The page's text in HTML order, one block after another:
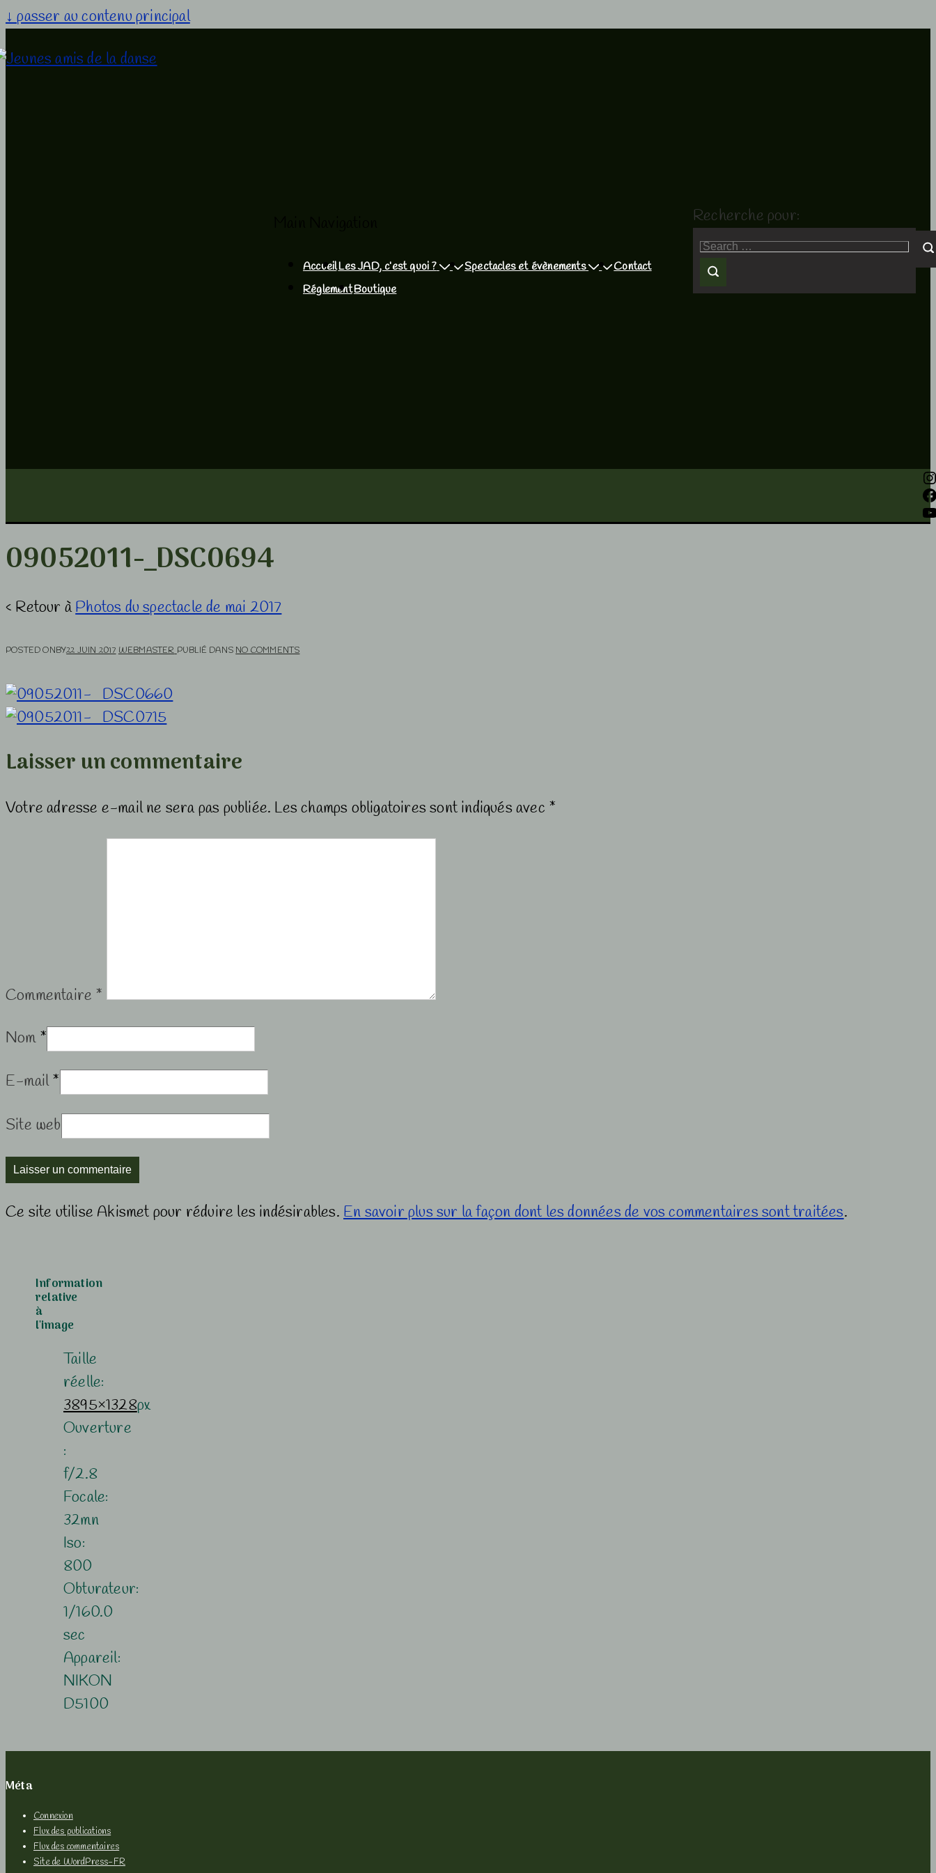
↓ passer au contenu principal
AccueilLes JAD, c’est quoi ? Spectacles et évènements
Contact
RéglementBoutique
Recherche pour:
09052011-_DSC0694
‹ Retour àPhotos du spectacle de mai 2017
POSTED ONBY22 JUIN 2017 WEBMASTER PUBLIÉ DANS NO COMMENTS
Laisser un commentaire
Votre adresse e-mail ne sera pas publiée. Les champs obligatoires sont indiqués avec *
Commentaire *
Nom *
E-mail*
Site web
Ce site utilise Akismet pour réduire les indésirables.En savoir plus sur la façon dont les données de vos commentaires sont traitées.
Information
relative
à
l'image
Taille
réelle:
3895×1328px
Ouverture
:
f/2.8
Focale:
32mn
Iso:
800
Obturateur:
1/160.0
sec
Appareil:
NIKON
D5100
Méta
Connexion
Flux des publications
Flux des commentaires
Site de WordPress-FR